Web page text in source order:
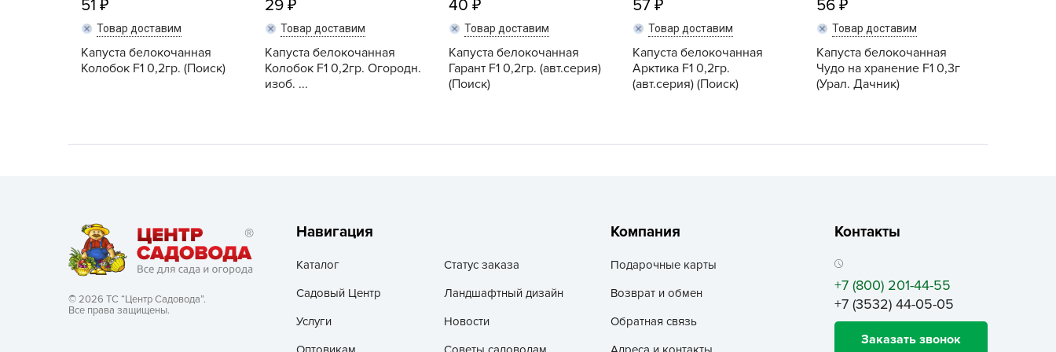
Хозяйственные товары
VALBRENTA CHEMICALS
Zarit
АБТ Групп
Агробалт
АЭЛИТА
Аяском
51
Товар доставим
Капуста белокочанная
Колобок F1 0,2гр. (Поиск)
29
Товар доставим
Капуста белокочанная
Колобок F1 0,2гр. Огородн.
изоб. ...
40
Товар доставим
Капуста белокочанная
Гарант F1 0,2гр. (авт.серия)
(Поиск)
57
Товар доставим
Капуста белокочанная
Арктика F1 0,2гр.
(авт.серия) (Поиск)
56
Товар доставим
Капуста белокочанная
Чудо на хранение F1 0,3г
(Урал. Дачник)
© 2026 ТС “Центр Садовода”.
Все права защищены.
Навигация
Каталог
Статус заказа
Садовый Центр
Ландшафтный дизайн
Услуги
Новости
Компания
Подарочные карты
Возврат и обмен
Обратная связь
Контакты
+7 (800) 201-44-55
+7 (3532) 44-05-05
Заказать звонок